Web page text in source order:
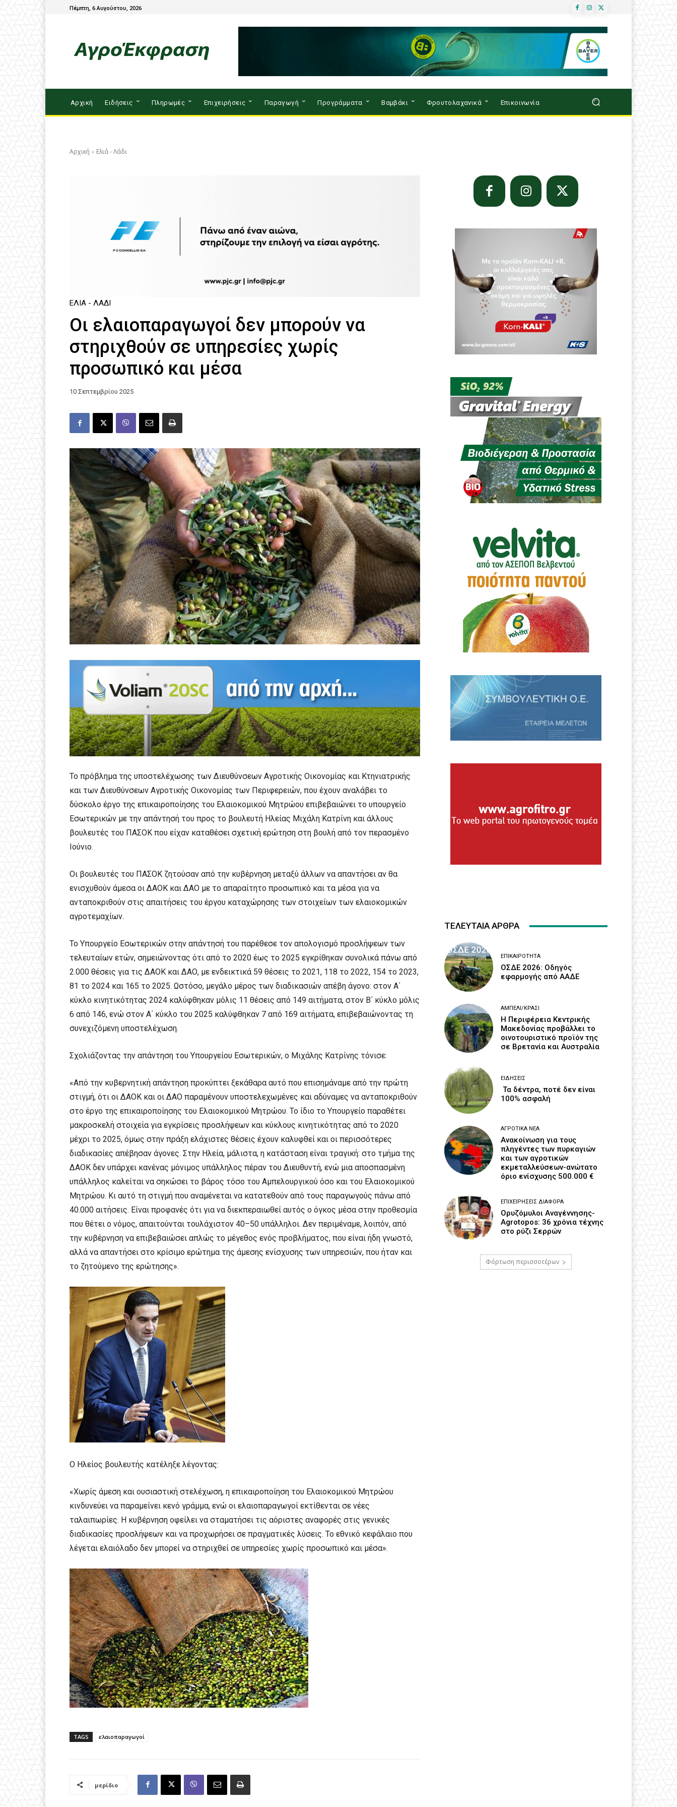
Πέμπτη, 6 Αυγούστου, 2026
Αρχική Ειδήσεις Πληρωμές Επιχειρήσεις Παραγωγή Προγράμματα Βαμβάκι Φρουτολαχανικά Επικοινωνία
Αρχική Ελιά - Λάδι
ΕΛΙΆ - ΛΆΔΙ
Οι ελαιοπαραγωγοί δεν μπορούν να
στηριχθούν σε υπηρεσίες χωρίς
προσωπικό και μέσα
10 Σεπτεμβρίου 2025
Το πρόβλημα της υποστελέχωσης των Διευθύνσεων Αγροτικής Οικονομίας και Κτηνιατρικής
και των Διευθύνσεων Αγροτικής Οικονομίας των Περιφερειών, που έχουν αναλάβει το
δύσκολο έργο της επικαιροποίησης του Ελαιοκομικού Μητρώου επιβεβαιώνει το υπουργείο
Εσωτερικών με την απάντησή του προς το βουλευτή Ηλείας Μιχάλη Κατρίνη και άλλους
βουλευτές του ΠΑΣΟΚ που είχαν καταθέσει σχετική ερώτηση στη βουλή από τον περασμένο
Ιούνιο.
Οι βουλευτές του ΠΑΣΟΚ ζητούσαν από την κυβέρνηση μεταξύ άλλων να απαντήσει αν θα
ενισχυθούν άμεσα οι ΔΑΟΚ και ΔΑΟ με το απαραίτητο προσωπικό και τα μέσα για να
ανταποκριθούν στις απαιτήσεις του έργου καταχώρησης των στοιχείων των ελαιοκομικών
αγροτεμαχίων.
Το Υπουργείο Εσωτερικών στην απάντησή του παρέθεσε τον απολογισμό προσλήψεων των
τελευταίων ετών, σημειώνοντας ότι από το 2020 έως το 2025 εγκρίθηκαν συνολικά πάνω από
2.000 θέσεις για τις ΔΑΟΚ και ΔΑΟ, με ενδεικτικά 59 θέσεις το 2021, 118 το 2022, 154 το 2023,
81 το 2024 και 165 το 2025. Ωστόσο, μεγάλο μέρος των διαδικασιών απέβη άγονο: στον Α΄
κύκλο κινητικότητας 2024 καλύφθηκαν μόλις 11 θέσεις από 149 αιτήματα, στον Β΄ κύκλο μόλις
6 από 146, ενώ στον Α΄ κύκλο του 2025 καλύφθηκαν 7 από 169 αιτήματα, επιβεβαιώνοντας τη
συνεχιζόμενη υποστελέχωση.
Σχολιάζοντας την απάντηση του Υπουργείου Εσωτερικών, ο Μιχάλης Κατρίνης τόνισε:
«Από την κυβερνητική απάντηση προκύπτει ξεκάθαρα αυτό που επισημάναμε από την πρώτη
στιγμή, ότι οι ΔΑΟΚ και οι ΔΑΟ παραμένουν υποστελεχωμένες και αδύναμες να ανταποκριθούν
στο έργο της επικαιροποίησης του Ελαιοκομικού Μητρώου. Το ίδιο το Υπουργείο παραθέτει
μακροσκελή στοιχεία για εγκρίσεις προσλήψεων και κύκλους κινητικότητας από το 2020
μέχρι το 2025, όμως στην πράξη ελάχιστες θέσεις έχουν καλυφθεί και οι περισσότερες
διαδικασίες απέβησαν άγονες. Στην Ηλεία, μάλιστα, η κατάσταση είναι τραγική: στο τμήμα της
ΔΑΟΚ δεν υπάρχει κανένας μόνιμος υπάλληλος πέραν του Διευθυντή, ενώ μια αποσπασμένη
υπάλληλος καλείται να σηκώσει το βάρος τόσο του Αμπελουργικού όσο και του Ελαιοκομικού
Μητρώου. Κι αυτό τη στιγμή που αναμένεται να κατατεθούν από τους παραγωγούς πάνω από
40.000 αιτήσεις. Είναι προφανές ότι για να διεκπεραιωθεί αυτός ο όγκος μέσα στην προθεσμία
που θέτει ο νόμος, απαιτούνται τουλάχιστον 40–50 υπάλληλοι. Δεν περιμέναμε, λοιπόν, από
την κυβέρνηση να επιβεβαιώσει απλώς το μέγεθος ενός προβλήματος, που είναι ήδη γνωστό,
αλλά να απαντήσει στο κρίσιμο ερώτημα της άμεσης ενίσχυσης των υπηρεσιών, που ήταν και
το ζητούμενο της ερώτησης».
Ο Ηλείος βουλευτής κατέληξε λέγοντας:
«Χωρίς άμεση και ουσιαστική στελέχωση, η επικαιροποίηση του Ελαιοκομικού Μητρώου
κινδυνεύει να παραμείνει κενό γράμμα, ενώ οι ελαιοπαραγωγοί εκτίθενται σε νέες
ταλαιπωρίες. Η κυβέρνηση οφείλει να σταματήσει τις αόριστες αναφορές στις γενικές
διαδικασίες προσλήψεων και να προχωρήσει σε πραγματικές λύσεις. Το εθνικό κεφάλαιο που
λέγεται ελαιόλαδο δεν μπορεί να στηριχθεί σε υπηρεσίες χωρίς προσωπικό και μέσα».
TAGS ελαιοπαραγωγοί
μερίδιο
ΤΕΛΕΥΤΑΙΑ ΑΡΘΡΑ
ΕΠΙΚΑΙΡΌΤΗΤΑ
ΟΣΔΕ 2026: Οδηγός
εφαρμογής από ΑΑΔΕ
ΑΜΠΈΛΙ/ΚΡΑΣΊ
H Περιφέρεια Κεντρικής
Μακεδονίας προβάλλει το
οινοτουριστικό προϊόν της
σε Βρετανία και Αυστραλία
ΕΙΔΉΣΕΙΣ
Τα δέντρα, ποτέ δεν είναι
100% ασφαλή
ΑΓΡΟΤΙΚΆ ΝΈΑ
Ανακοίνωση για τους
πληγέντες των πυρκαγιών
και των αγροτικών
εκμεταλλεύσεων-ανώτατο
όριο ενίσχυσης 500.000 €
ΕΠΙΧΕΙΡΉΣΕΙΣ ΔΙΆΦΟΡΑ
Ορυζόμυλοι Αναγέννησης-
Agrotopos: 36 χρόνια τέχνης
στο ρύζι Σερρών
Φόρτωση περισσοτέρων